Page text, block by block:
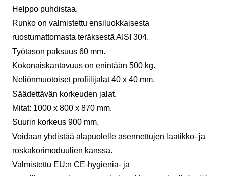
Helppo puhdistaa.
Runko on valmistettu ensiluokkaisesta
ruostumattomasta teräksestä AISI 304.
Työtason paksuus 60 mm.
Kokonaiskantavuus on enintään 500 kg.
Neliönmuotoiset profiilijalat 40 x 40 mm.
Säädettävän korkeuden jalat.
Mitat: 1000 x 800 x 870 mm.
Suurin korkeus 900 mm.
Voidaan yhdistää alapuolelle asennettujen laatikko- ja
roskakorimoduulien kanssa.
Valmistettu EU:n CE-hygienia- ja